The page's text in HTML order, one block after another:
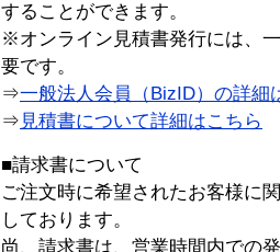
することができます。
※オンライン見積書発行には、
要です。
⇒一般法人会員（BizID）の詳細
⇒ 見積書について詳細はこちら
■請求書について
ご注文時に希望されたお客様に
しております。
尚、請求書は、営業時間内での